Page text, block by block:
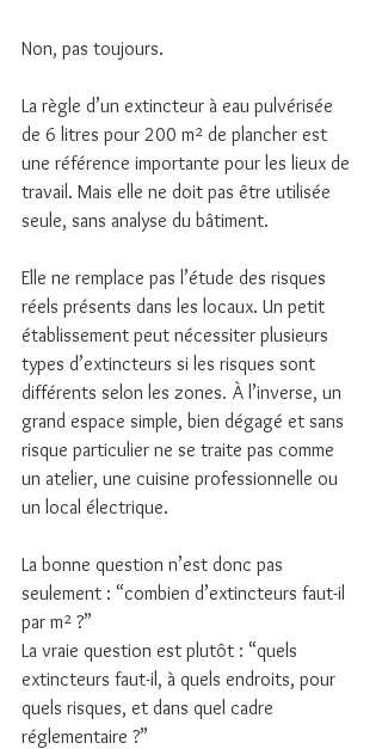
Non, pas toujours.
La règle d’un extincteur à eau pulvérisée
de 6 litres pour 200 m² de plancher est
une référence importante pour les lieux de
travail. Mais elle ne doit pas être utilisée
seule, sans analyse du bâtiment.
Elle ne remplace pas l’étude des risques
réels présents dans les locaux. Un petit
établissement peut nécessiter plusieurs
types d’extincteurs si les risques sont
différents selon les zones. À l’inverse, un
grand espace simple, bien dégagé et sans
risque particulier ne se traite pas comme
un atelier, une cuisine professionnelle ou
un local électrique.
La bonne question n’est donc pas
seulement : “combien d’extincteurs faut-il
par m² ?”
La vraie question est plutôt : “quels
extincteurs faut-il, à quels endroits, pour
quels risques, et dans quel cadre
réglementaire ?”